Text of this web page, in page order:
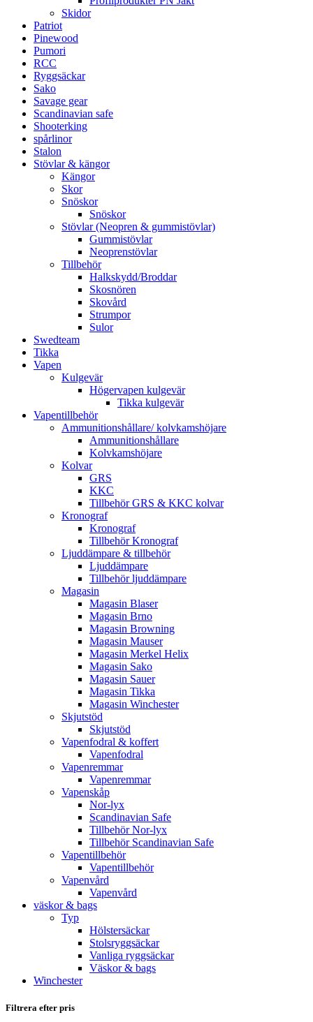
Skidor
Patriot
Pinewood
Pumori
RCC
Ryggsäckar
Sako
Savage gear
Scandinavian safe
Shooterking
spårlinor
Stalon
Stövlar & kängor
Kängor
Skor
Snöskor
Snöskor
Stövlar (Neopren & gummistövlar)
Gummistövlar
Neoprenstövlar
Tillbehör
Halkskydd/Broddar
Skosnören
Skovård
Strumpor
Sulor
Swedteam
Tikka
Vapen
Kulgevär
Högervapen kulgevär
Tikka kulgevär
Vapentillbehör
Ammunitionshållare/ kolvkamshöjare
Ammunitionshållare
Kolvkamshöjare
Kolvar
GRS
KKC
Tillbehör GRS & KKC kolvar
Kronograf
Kronograf
Tillbehör Kronograf
Ljuddämpare & tillbehör
Ljuddämpare
Tillbehör ljuddämpare
Magasin
Magasin Blaser
Magasin Brno
Magasin Browning
Magasin Mauser
Magasin Merkel Helix
Magasin Sako
Magasin Sauer
Magasin Tikka
Magasin Winchester
Skjutstöd
Skjutstöd
Vapenfodral & koffert
Vapenfodral
Vapenremmar
Vapenremmar
Vapenskåp
Nor-lyx
Scandinavian Safe
Tillbehör Nor-lyx
Tillbehör Scandinavian Safe
Vapentillbehör
Vapentillbehör
Vapenvård
Vapenvård
väskor & bags
Typ
Hölstersäckar
Stolsryggsäckar
Vanliga ryggsäckar
Väskor & bags
Winchester
Filtrera efter pris